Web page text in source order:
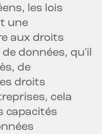
les lois
une
aux droits
données, qu'il
de
droits
cela
capacités